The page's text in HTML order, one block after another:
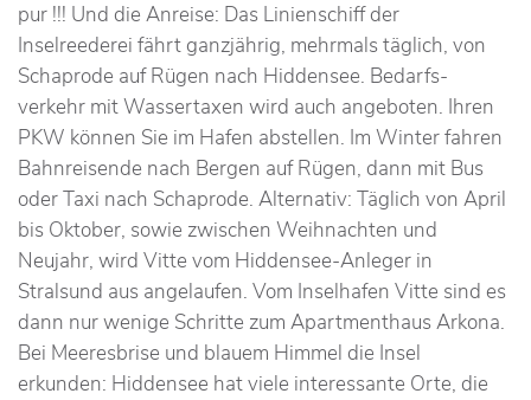
pur !!! Und die Anreise: Das Linienschiff der
Inselreederei fährt ganzjährig, mehrmals täglich, von
Schaprode auf Rügen nach Hiddensee. Bedarfs-
verkehr mit Wassertaxen wird auch angeboten. Ihren
PKW können Sie im Hafen abstellen. Im Winter fahren
Bahnreisende nach Bergen auf Rügen, dann mit Bus
oder Taxi nach Schaprode. Alternativ: Täglich von April
bis Oktober, sowie zwischen Weihnachten und
Neujahr, wird Vitte vom Hiddensee-Anleger in
Stralsund aus angelaufen. Vom Inselhafen Vitte sind es
dann nur wenige Schritte zum Apartmenthaus Arkona.
Bei Meeresbrise und blauem Himmel die Insel
erkunden: Hiddensee hat viele interessante Orte, die